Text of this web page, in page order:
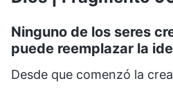
Ninguno de los seres
puede reemplazar la
Desde que comenzó la